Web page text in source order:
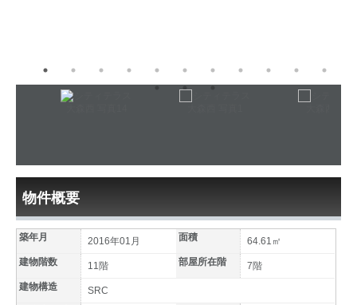
物件概要
築年月 2016年01月 面積
64.61㎡
建物階数
11階 部屋所在階
7階
建物構造
SRC